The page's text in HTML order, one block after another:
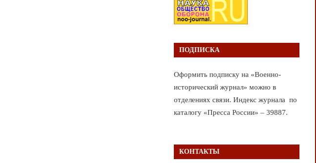
ПОДПИСКА
Оформить подписку на «Военно-
исторический журнал» можно в
отделениях связи. Индекс журнала по
каталогу «Пресса России» – 39887.
КОНТАКТЫ